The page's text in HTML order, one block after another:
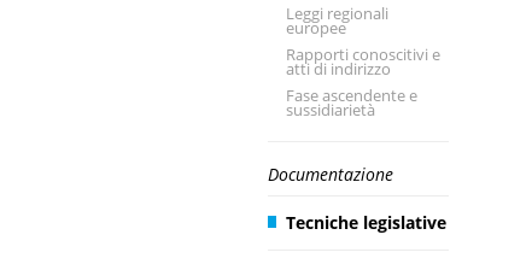
Leggi regionali
europee
Rapporti conoscitivi e
atti di indirizzo
Fase ascendente e
sussidiarietà
Documentazione
Tecniche legislative